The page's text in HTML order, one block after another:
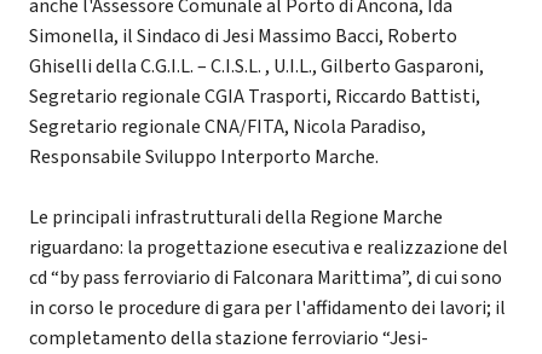
anche l'Assessore Comunale al Porto di Ancona, Ida
Simonella, il Sindaco di Jesi Massimo Bacci, Roberto
Ghiselli della C.G.I.L. – C.I.S.L. , U.I.L., Gilberto Gasparoni,
Segretario regionale CGIA Trasporti, Riccardo Battisti,
Segretario regionale CNA/FITA, Nicola Paradiso,
Responsabile Sviluppo Interporto Marche.
Le principali infrastrutturali della Regione Marche
riguardano: la progettazione esecutiva e realizzazione del
cd “by pass ferroviario di Falconara Marittima”, di cui sono
in corso le procedure di gara per l'affidamento dei lavori; il
completamento della stazione ferroviario “Jesi-